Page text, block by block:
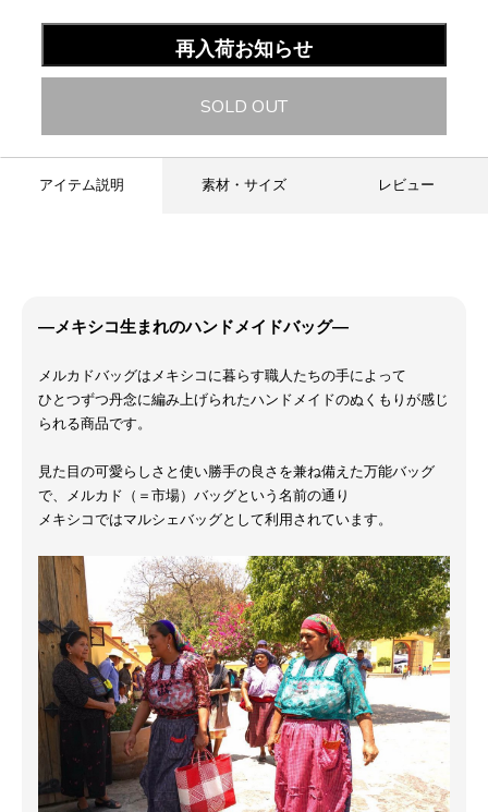
再入荷お知らせ
SOLD OUT
アイテム説明 素材・サイズ レビュー
―メキシコ生まれのハンドメイドバッグ―
メルカドバッグはメキシコに暮らす職人たちの手によって
ひとつずつ丹念に編み上げられたハンドメイドのぬくもりが感じ
られる商品です。
見た目の可愛らしさと使い勝手の良さを兼ね備えた万能バッグ
で、メルカド（＝市場）バッグという名前の通り
メキシコではマルシェバッグとして利用されています。